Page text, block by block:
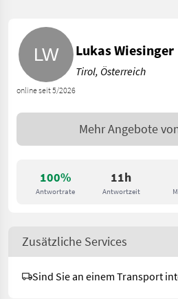
100%
Antwortrate
11h
Antwortzeit
online seit 5/2026
Lukas Wiesinger
Tirol, Österreich
Mehr Angebote
Zusätzliche Services
Sind Sie an einem Transport